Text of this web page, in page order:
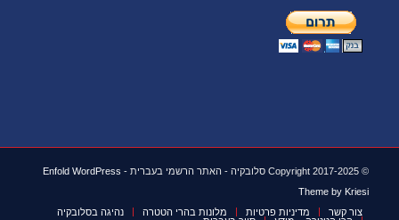
© Copyright 2017-2025 סלובקיה - האתר הרשמי בעברית -
Enfold WordPress
Theme by Kriesi
צור קשר
מדיניות פרטיות מלונות בהרי הטטרה
נהיגה בסלובקיה